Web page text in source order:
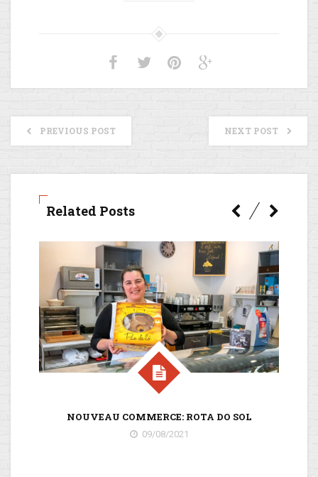
PREVIOUS POST NEXT POST
Related Posts
NOUVEAU COMMERCE: ROTA DO SOL
09/08/2021